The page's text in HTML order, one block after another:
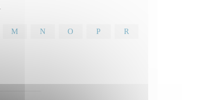
M N O P R